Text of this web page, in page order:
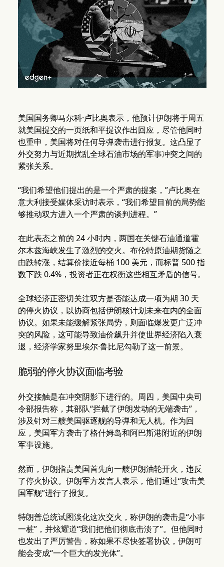
美国国务卿马尔科·卢比奥表示，他预计伊朗将于周五
就美国提交的一页纸和平提议作出回应，尽管他同时
也重申，美国将对任何导弹袭击进行报复。这凸显了
外交努力与近期扰乱全球石油市场的军事冲突之间的
紧张关系。
“我们希望他们提出的是一个严肃的提案，”卢比奥在
意大利接受媒体采访时表示，“我们希望目前的局势能
够推动双方进入一个严肃的谈判进程。”
在此表态之前的 24 小时内，两国在关键石油通道霍
尔木兹海峡发生了激烈的交火。布伦特原油期货随之
由跌转涨，结算价接近每桶 100 美元，而标普 500 指
数下跌 0.4%，投资者正在权衡这些相互矛盾的信号。
全球经济正密切关注双方是否能达成一项为期 30 天
的停火协议，以协商包括伊朗核计划未来在内的全面
协议。如果未能缓解紧张局势，则面临爆发更广泛冲
突的风险，这可能导致油价飙升并使世界经济陷入衰
退，经济学家努里埃尔·鲁比尼勾勒了这一前景。
脆弱的停火协议面临考验
外交接触是在冲突阴影下进行的。周四，美国中央司
令部报告称，其部队“拦截了伊朗发动的无端袭击”，
涉及针对三艘美国驱逐舰的导弹和无人机。作为回
应，美国军方袭击了格什姆岛和阿巴斯港附近的伊朗
军事设施。
然而，伊朗指责美国首先向一艘伊朗油轮开火，违反
了停火协议。伊朗军方发言人表示，他们通过“攻击美
国军舰”进行了报复。
特朗普总统试图淡化这次交火，称伊朗的袭击是“小事
一桩”，并炫耀道“我们把他们彻底击溃了”。但他同时
也发出了严厉警告，称如果不尽快签署协议，伊朗可
能会变成“一个巨大的发光体”。